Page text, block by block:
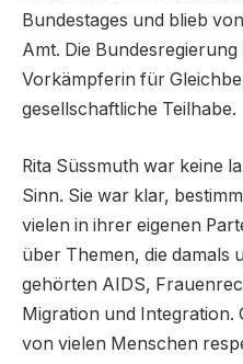
Bundestages und blieb
Amt. Die
Vorkämpferin für
gesellschaftliche Teilhabe.
Rita Süssmuth war keine
Sinn. Sie war klar,
vielen in ihrer eigenen
über Themen, die damals
gehörten AIDS,
Migration und Integration.
von vielen Menschen